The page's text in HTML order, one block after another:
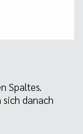
Spaltes.
sich danach